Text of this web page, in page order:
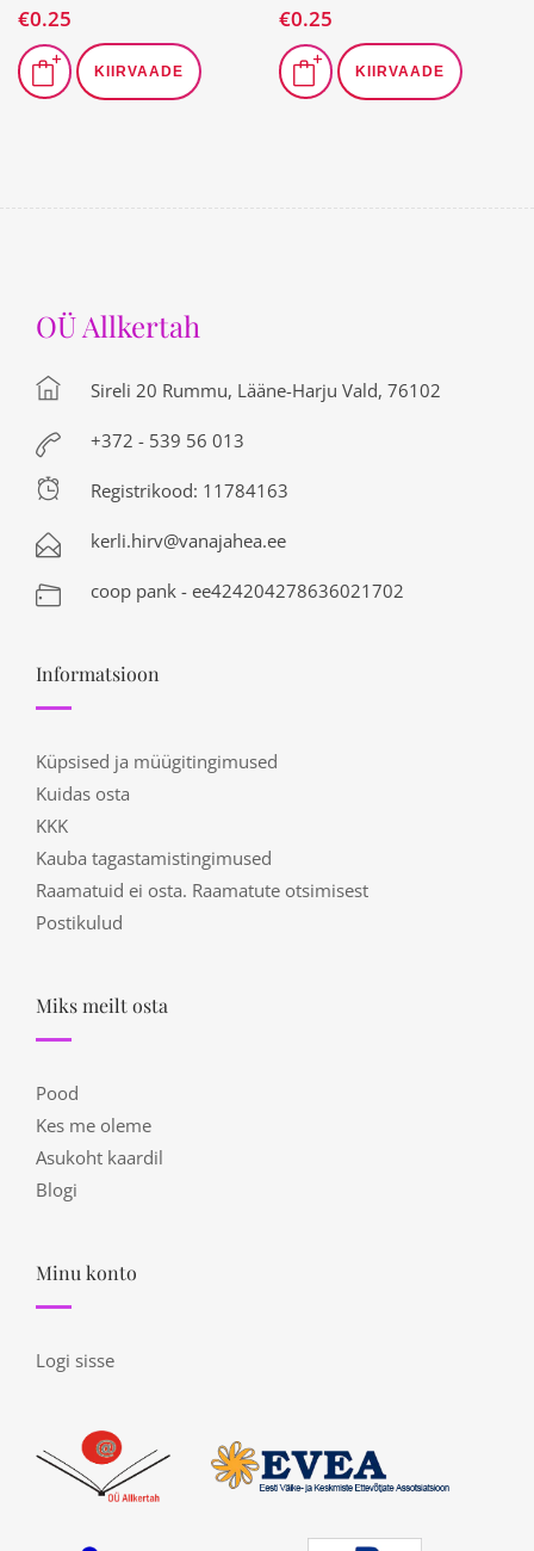
€0.25
KIIRVAADE
€0.25
KIIRVAADE
OÜ Allkertah
Sireli 20 Rummu, Lääne-Harju Vald, 76102
+372 - 539 56 013
Registrikood: 11784163
kerli.hirv@vanajahea.ee
coop pank - ee424204278636021702
Informatsioon
Küpsised ja müügitingimused
Kuidas osta
KKK
Kauba tagastamistingimused
Raamatuid ei osta. Raamatute otsimisest
Postikulud
Miks meilt osta
Pood
Kes me oleme
Asukoht kaardil
Blogi
Minu konto
Logi sisse